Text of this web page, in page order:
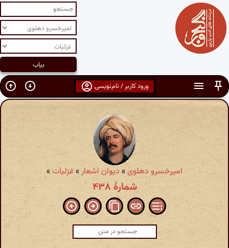
ورود کاربر / نام‌نویسی
امیرخسرو دهلوی» دیوان اشعار»غزلیات»
شمارهٔ ۴۳۸